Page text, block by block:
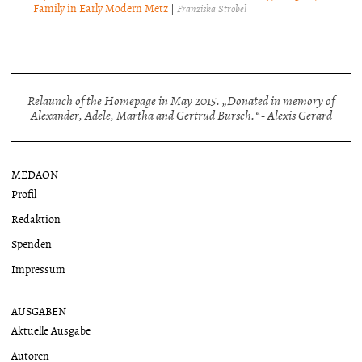
Family in Early Modern Metz | Franziska Strobel
Relaunch of the Homepage in May 2015. „Donated in memory of
Alexander, Adele, Martha and Gertrud Bursch.“ - Alexis Gerard
MEDAON
Profil
Redaktion
Spenden
Impressum
AUSGABEN
Aktuelle Ausgabe
Autoren